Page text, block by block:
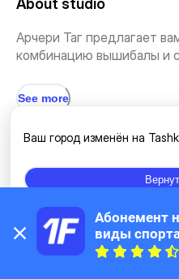
About studio
Арчери Таг предлагает
комбинацию вышибалы и
See more
Types of classes
Team sports
Location On
Ваш город изменён на
Абонемент
виды